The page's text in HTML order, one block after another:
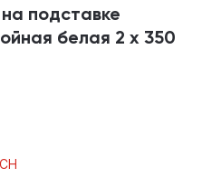
подставке
белая 2 х 350